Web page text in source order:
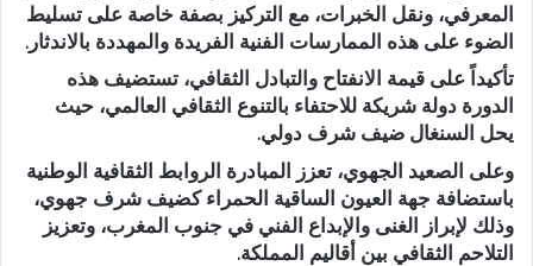
المعرفي، ونقل الخبرات، مع التركيز بصفة خاصة على تسليط
الضوء على هذه الممارسات الفنية الفريدة والمهددة بالاندثار.
​تأكيداً على قيمة الانفتاح والتبادل الثقافي، تستضيف هذه
الدورة دولة شريكة للاحتفاء بالتنوع الثقافي العالمي، حيث
يحل السنغال ضيف شرف دولي.
​وعلى الصعيد الجهوي، تعزز المبادرة الروابط الثقافية الوطنية
باستضافة جهة العيون الساقية الحمراء كضيف شرف جهوي،
وذلك لإبراز الغنى والإبداع الفني في جنوب المغرب، وتعزيز
التلاحم الثقافي بين أقاليم المملكة.